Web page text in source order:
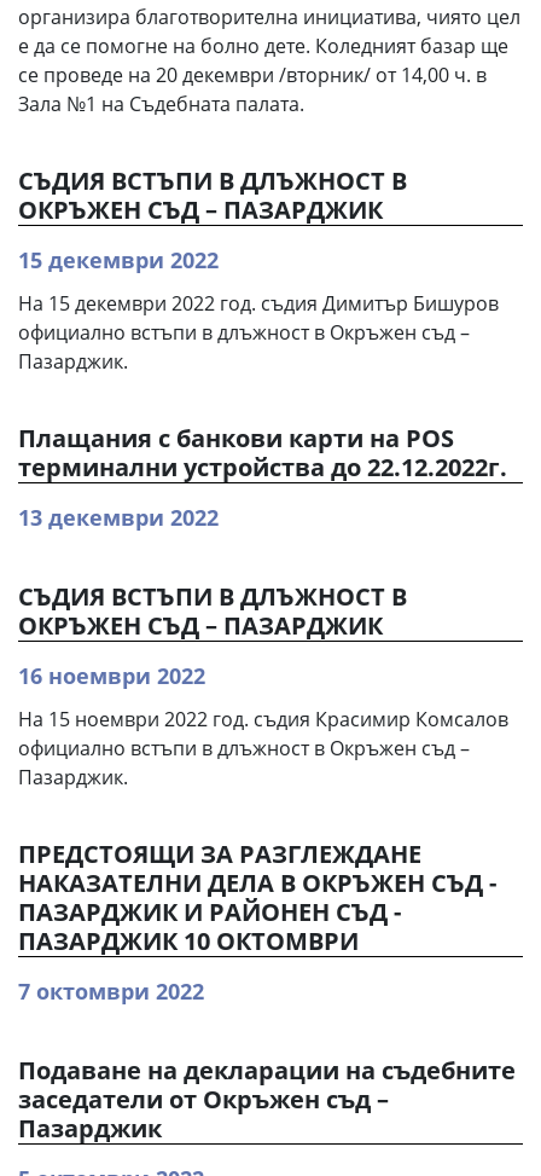
организира благотворителна инициатива, чиято цел
е да се помогне на болно дете. Коледният базар ще
се проведе на 20 декември /вторник/ от 14,00 ч. в
Зала №1 на Съдебната палата.
СЪДИЯ ВСТЪПИ В ДЛЪЖНОСТ В
ОКРЪЖЕН СЪД – ПАЗАРДЖИК
15 декември 2022
На 15 декември 2022 год. съдия Димитър Бишуров
официално встъпи в длъжност в Окръжен съд –
Пазарджик.
Плащания с банкови карти на POS
терминални устройства до 22.12.2022г.
13 декември 2022
СЪДИЯ ВСТЪПИ В ДЛЪЖНОСТ В
ОКРЪЖЕН СЪД – ПАЗАРДЖИК
16 ноември 2022
На 15 ноември 2022 год. съдия Красимир Комсалов
официално встъпи в длъжност в Окръжен съд –
Пазарджик.
ПРЕДСТОЯЩИ ЗА РАЗГЛЕЖДАНЕ
НАКАЗАТЕЛНИ ДЕЛА В ОКРЪЖЕН СЪД -
ПАЗАРДЖИК И РАЙОНЕН СЪД -
ПАЗАРДЖИК 10 ОКТОМВРИ
7 октомври 2022
Подаване на декларации на съдебните
заседатели от Окръжен съд –
Пазарджик